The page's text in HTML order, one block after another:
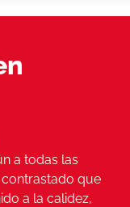
a todas las
que
a la calidez,